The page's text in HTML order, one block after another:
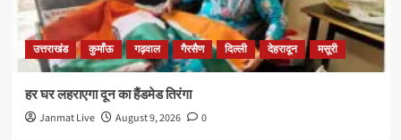
उत्तराखंड कुमाँऊ गढ़वाल गैरसैण दिल्ली देहरादून मसूरी
हर घर लहराएगा दून का हैंडमेड तिरंगा
Janmat Live August 9, 2026 0